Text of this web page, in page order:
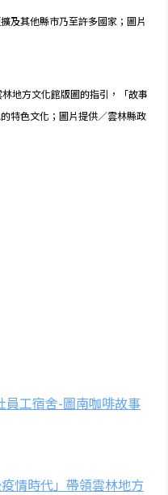
及其他縣市乃至許多國家；圖片
地方文化館版圖的指引，「故事
特色文化 ；圖片提供／雲林縣政
員工宿舍-圖南咖啡故事
情時代」帶領雲林地方